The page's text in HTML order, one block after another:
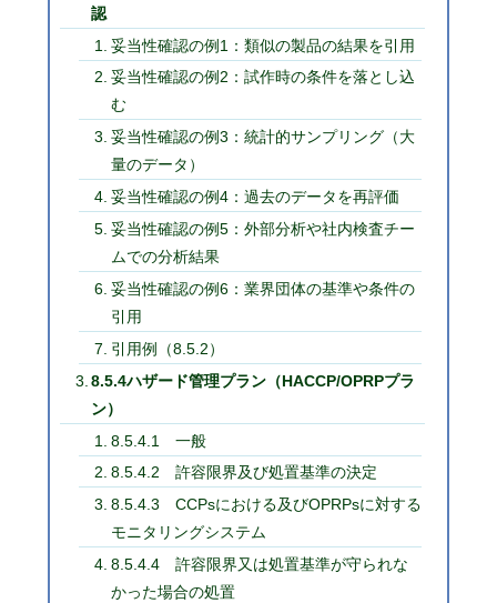
認
妥当性確認の例1：類似の製品の結果を引用
妥当性確認の例2：試作時の条件を落とし込
む
妥当性確認の例3：統計的サンプリング（大
量のデータ）
妥当性確認の例4：過去のデータを再評価
妥当性確認の例5：外部分析や社内検査チー
ムでの分析結果
妥当性確認の例6：業界団体の基準や条件の
引用
引用例（8.5.2）
8.5.4ハザード管理プラン（HACCP/OPRPプラ
ン）
8.5.4.1 一般
8.5.4.2 許容限界及び処置基準の決定
8.5.4.3 CCPsにおける及びOPRPsに対する
モニタリングシステム
8.5.4.4 許容限界又は処置基準が守られな
かった場合の処置